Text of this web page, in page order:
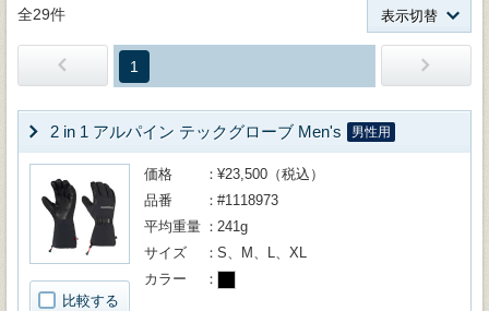
全29件 表示切替
1
2 in 1 アルパイン テックグローブ Men's 男性用
比較する
価格
¥23,500（税込）
品番
#1118973
平均重量
241g
サイズ
S、M、L、XL
カラー